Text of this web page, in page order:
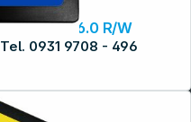
Tel. 0931 9708 - 496